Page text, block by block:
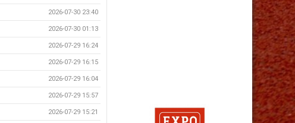
2026-07-30 23:40
2026-07-30 01:13
2026-07-29 16:24
2026-07-29 16:15
2026-07-29 16:04
2026-07-29 15:57
2026-07-29 15:21